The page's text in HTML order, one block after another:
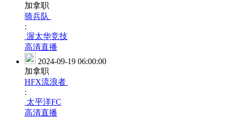
加拿职
骑兵队
:
渥太华竞技
高清直播
2024-09-19 06:00:00
加拿职
HFX流浪者
:
太平洋FC
高清直播